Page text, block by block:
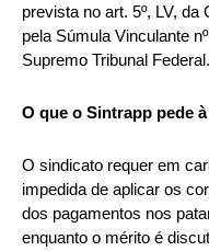
prevista no art. 5º, LV,
pela Súmula Vinculante
Supremo Tribunal
O que o Sintrapp pede
O sindicato requer em
impedida de aplicar os
dos pagamentos nos
enquanto o mérito é